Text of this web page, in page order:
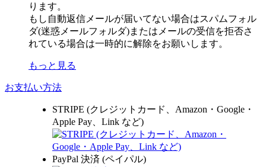
ります。
もし自動返信メールが届いてない場合はスパムフォル
ダ(迷惑メールフォルダ)またはメールの受信を拒否さ
れている場合は一時的に解除をお願いします。
もっと見る
お支払い方法
STRIPE (クレジットカード、Amazon・Google・
Apple Pay、Link など)
PayPal 決済 (ペイパル)